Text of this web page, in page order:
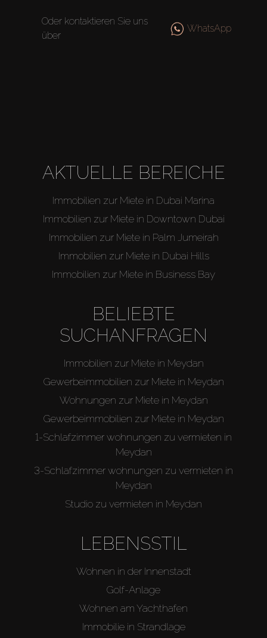
Off-Plan
Oder kontaktieren Sie uns
über
WhatsApp
AKTUELLE BEREICHE
Immobilien zur Miete in Dubai Marina
Immobilien zur Miete in Downtown Dubai
Immobilien zur Miete in Palm Jumeirah
Immobilien zur Miete in Dubai Hills
Immobilien zur Miete in Business Bay
BELIEBTE
SUCHANFRAGEN
Immobilien zur Miete in Meydan
Gewerbeimmobilien zur Miete in Meydan
Wohnungen zur Miete in Meydan
Gewerbeimmobilien zur Miete in Meydan
1-Schlafzimmer wohnungen zu vermieten in
Meydan
3-Schlafzimmer wohnungen zu vermieten in
Meydan
Studio zu vermieten in Meydan
LEBENSSTIL
Wohnen in der Innenstadt
Golf-Anlage
Wohnen am Yachthafen
Immobilie in Strandlage